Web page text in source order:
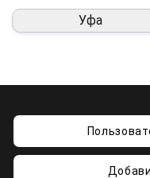
Уфа